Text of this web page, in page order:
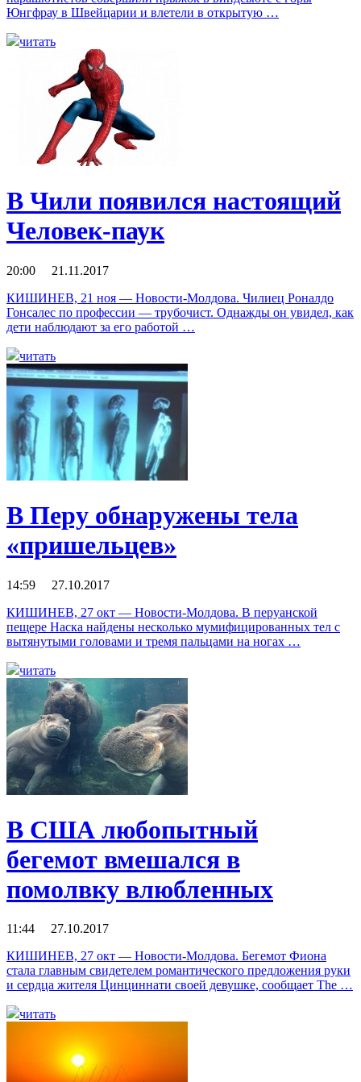
Юнгфрау в Швейцарии и влетели в открытую …
читать
В Чили появился настоящий
Человек-паук
20:00 21.11.2017
КИШИНЕВ, 21 ноя — Новости-Молдова. Чилиец Роналдо
Гонсалес по профессии — трубочист. Однажды он увидел, как
дети наблюдают за его работой …
читать
В Перу обнаружены тела
«пришельцев»
14:59 27.10.2017
КИШИНЕВ, 27 окт — Новости-Молдова. В перуанской
пещере Наска найдены несколько мумифицированных тел с
вытянутыми головами и тремя пальцами на ногах …
читать
В США любопытный
бегемот вмешался в
помолвку влюбленных
11:44 27.10.2017
КИШИНЕВ, 27 окт — Новости-Молдова. Бегемот Фиона
стала главным свидетелем романтического предложения руки
и сердца жителя Цинциннати своей девушке, сообщает The …
читать